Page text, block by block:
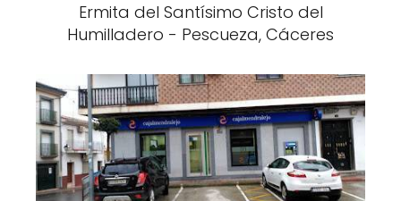
Ermita del Santísimo Cristo del
Humilladero - Pescueza, Cáceres